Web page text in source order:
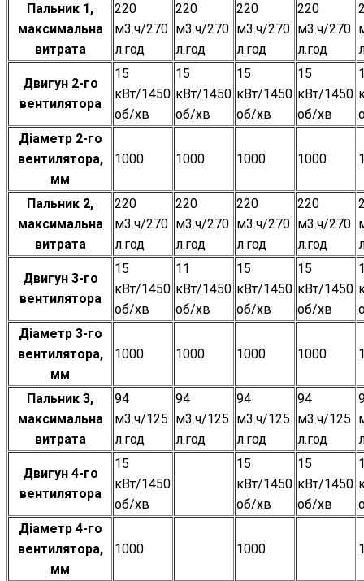
Пальник 1,
максимальна
витрата
220
м3.ч/270
л.год
220
м3.ч/270
л.год
220
м3.ч/270
л.год
220
м3.ч/270
л.год
Двигун 2-го
вентилятора
15
кВт/1450
об/хв
15
кВт/1450
об/хв
15
кВт/1450
об/хв
15
кВт/1450
об/хв
Діаметр 2-го
вентилятора,
мм
1000 1000 1000 1000
Пальник 2,
максимальна
витрата
220
м3.ч/270
л.год
220
м3.ч/270
л.год
220
м3.ч/270
л.год
220
м3.ч/270
л.год
Двигун 3-го
вентилятора
15
кВт/1450
об/хв
11
кВт/1450
об/хв
15
кВт/1450
об/хв
15
кВт/1450
об/хв
Діаметр 3-го
вентилятора,
мм
1000 1000 1000 1000
Пальник 3,
максимальна
витрата
94
м3.ч/125
л.год
94
м3.ч/125
л.год
94
м3.ч/125
л.год
94
м3.ч/125
л.год
Двигун 4-го
вентилятора
15
кВт/1450
об/хв
15
кВт/1450
об/хв
15
кВт/1450
об/хв
Діаметр 4-го
вентилятора,
мм
1000 1000